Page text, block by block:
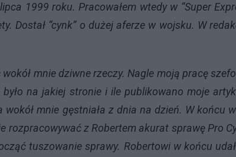
1999 roku. Pracowałem wtedy w “Super
Dostał “cynk” o dużej aferze w wojsku. W
mnie dziwne rzeczy. Nagle moją pracę
na jakiej stronie i ile publikowano moje
mnie gęstniała z dnia na dzień. W końcu
rozpracowywać z Robertem akurat sprawę Pro
tuszowanie sprawy. Robertowi w końcu